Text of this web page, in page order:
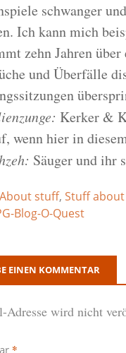
schwanger
Ich kann mich
zehn Jahren
und Überfälle
Kerker &
wenn hier in
Säuger und ihr
About stuff, Stuff
Blog-O-Quest
EINEN KOMMENTAR
Adresse wird nicht
*